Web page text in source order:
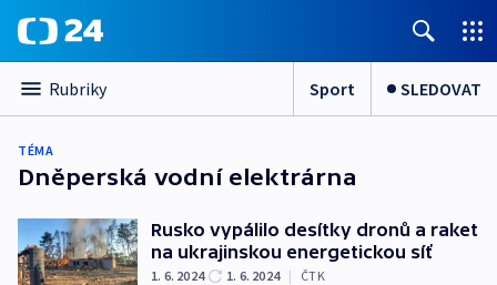
Rubriky Sport SLEDOVAT
TÉMA
Dněperská vodní elektrárna
Rusko vypálilo desítky dronů a raket
na ukrajinskou energetickou síť
1. 6. 2024 1. 6. 2024 | ČTK